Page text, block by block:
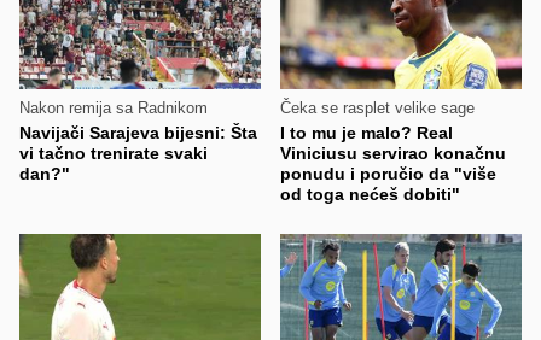
Nakon remija sa Radnikom
Navijači Sarajeva bijesni: Šta
vi tačno trenirate svaki
dan?"
Čeka se rasplet velike sage
I to mu je malo? Real
Viniciusu servirao konačnu
ponudu i poručio da "više
od toga nećeš dobiti"